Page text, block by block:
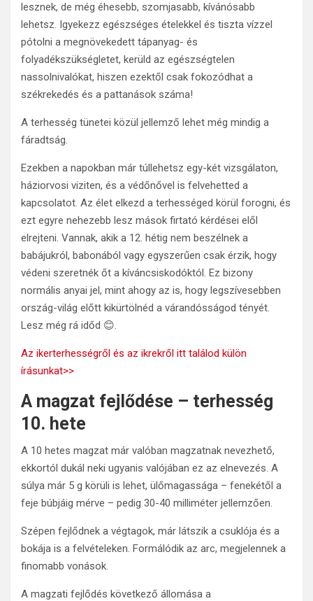
lesznek, de még éhesebb, szomjasabb, kívánósabb
lehetsz. Igyekezz egészséges ételekkel és tiszta vízzel
pótolni a megnövekedett tápanyag- és
folyadékszükségletet, kerüld az egészségtelen
nassolnivalókat, hiszen ezektől csak fokozódhat a
székrekedés és a pattanások száma!
A terhesség tünetei közül jellemző lehet még mindig a
fáradtság.
Ezekben a napokban már túllehetsz egy-két vizsgálaton,
háziorvosi viziten, és a védőnővel is felvehetted a
kapcsolatot. Az élet elkezd a terhességed körül forogni, és
ezt egyre nehezebb lesz mások firtató kérdései elől
elrejteni. Vannak, akik a 12. hétig nem beszélnek a
babájukról, babonából vagy egyszerűen csak érzik, hogy
védeni szeretnék őt a kíváncsiskodóktól. Ez bizony
normális anyai jel, mint ahogy az is, hogy legszívesebben
ország-világ előtt kikürtölnéd a várandósságod tényét.
Lesz még rá időd 😊.
Az ikerterhességről és az ikrekről itt találod külön
írásunkat>>
A magzat fejlődése – terhesség
10. hete
A 10 hetes magzat már valóban magzatnak nevezhető,
ekkortól dukál neki ugyanis valójában ez az elnevezés. A
súlya már 5 g körüli is lehet, ülőmagassága – fenekétől a
feje búbjáig mérve – pedig 30-40 milliméter jellemzően.
Szépen fejlődnek a végtagok, már látszik a csuklója és a
bokája is a felvételeken. Formálódik az arc, megjelennek a
finomabb vonások.
A magzati fejlődés következő állomása a